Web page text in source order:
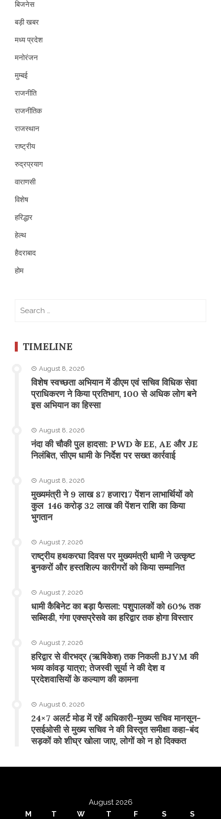
बिजनेस
बड़ी खबर
मध्य प्रदेश
मनोरंजन
मुम्बई
राजनीति
राजनीतिक
राजस्थान
राष्ट्रीय
रुद्रप्रयाग
वाराणसी
विशेष
हरिद्धार
हेल्थ
हैदराबाद
होम
TIMELINE
August 8, 2026
विशेष स्वच्छता अभियान में डीएम एवं सचिव विधिक सेवा
प्राधिकरण ने किया प्रतिभाग, 100 से अधिक लोग बने
इस अभियान का हिस्सा
August 8, 2026
नंदा की चौकी पुल हादसा: PWD के EE, AE और JE
निलंबित, सीएम धामी के निर्देश पर सख्त कार्रवाई
August 8, 2026
मुख्यमंत्री ने 9 लाख 87 हजार17 पेंशन लाभार्थियों को
कुल 146 करोड़ 32 लाख की पेंशन राशि का किया
भुगतान
August 7, 2026
राष्ट्रीय हथकरघा दिवस पर मुख्यमंत्री धामी ने उत्कृष्ट
बुनकरों और हस्तशिल्प कारीगरों को किया सम्मानित
August 7, 2026
​धामी कैबिनेट का बड़ा फैसला: पशुपालकों को 60% तक
सब्सिडी, गंगा एक्सप्रेसवे का हरिद्वार तक होगा विस्तार
August 7, 2026
​हरिद्वार से वीरभद्र (ऋषिकेश) तक निकली BJYM की
भव्य कांवड़ यात्रा; तेजस्वी सूर्या ने की देश व
प्रदेशवासियों के कल्याण की कामना
August 6, 2026
24×7 अलर्ट मोड में रहें अधिकारी-मुख्य सचिव मानसून-
एसईओसी से मुख्य सचिव ने की विस्तृत समीक्षा कहा-बंद
सड़कों को शीघ्र खोला जाए, लोगों को न हो दिक्कत
August 2026
M
T W T F S
S